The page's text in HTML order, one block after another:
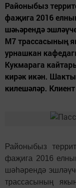
Районыбыз
фаҗига 2016
шәһәрендә
М7 трассасының
урнашкан
Кукмарага
кирәк икән.
килешәләр.
Районыбыз
фаҗига 2016
шәһәрендә
трассасының